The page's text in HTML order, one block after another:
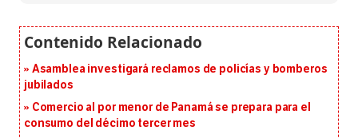
Asamblea investigará reclamos de policías y bomberos
jubilados
Comercio al por menor de Panamá se prepara para el
consumo del décimo tercer mes